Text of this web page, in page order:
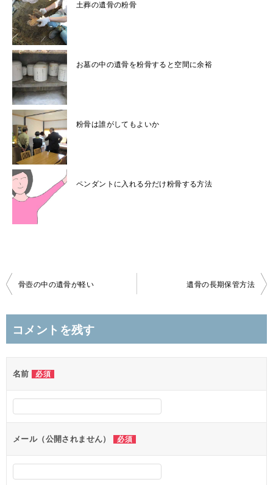
土葬の遺骨の粉骨
お墓の中の遺骨を粉骨すると空間に余裕
粉骨は誰がしてもよいか
ペンダントに入れる分だけ粉骨する方法
投
ビ
ー
シ
ン
骨壺の中の遺骨が軽い 遺骨の長期保管方法
コメントを残す
名前 必須
メール（公開されません） 必須